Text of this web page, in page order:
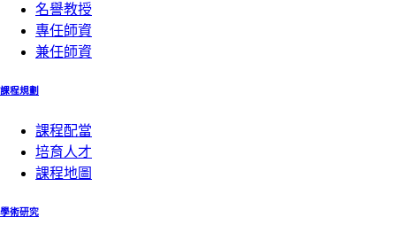
名譽教授
專任師資
兼任師資
課程規劃
課程配當
培育人才
課程地圖
學術研究